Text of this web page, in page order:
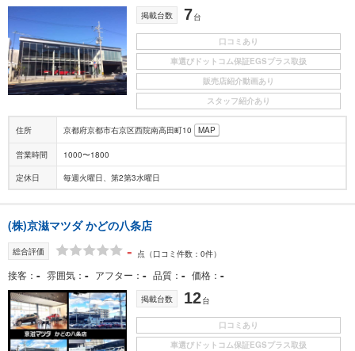
掲載台数 7台
口コミあり
車選びドットコム保証EGSプラス取扱
販売店紹介動画あり
スタッフ紹介あり
住所 京都府京都市右京区西院南高田町10 MAP
営業時間 1000〜1800
定休日 毎週火曜日、第2第3水曜日
(株)京滋マツダ かどの八条店
総合評価 - 点 （口コミ件数：0件）
接客 - 雰囲気 - アフター - 品質 - 価格 -
掲載台数 12台
口コミあり
車選びドットコム保証EGSプラス取扱